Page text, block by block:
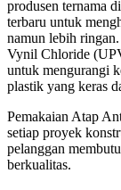
produsen ternama
terbaru untuk
namun lebih
Vynil Chloride
untuk mengurangi
plastik yang keras
Pemakaian Atap
setiap proyek
pelanggan
berkualitas.